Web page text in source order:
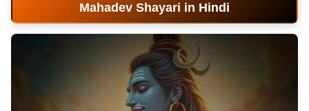
Mahadev Shayari in Hindi